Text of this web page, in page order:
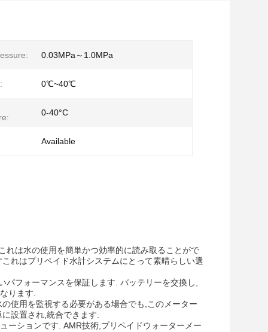
0.03MPa～1.0MPa
0℃~40℃
0-40°C
Available
れは水の使用を簡単かつ効率的に読み取ることがで
れはプリペイド水計システムにとって素晴らしい選
フォーマンスを保証します. バッテリーを交換し,
ります.
使用を監視する必要がある場合でも,このメーター
設置され,統合できます.
ーションです. AMR技術,プリペイドウォーターメー